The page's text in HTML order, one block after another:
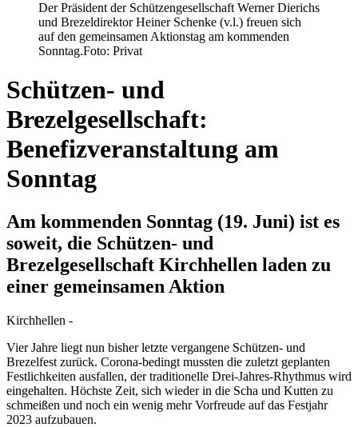
Der Präsident der Schützengesellschaft Werner Dierichs
und Brezeldirektor Heiner Schenke (v.l.) freuen sich
auf den gemeinsamen Aktionstag am kommenden
Sonntag.Foto: Privat
Schützen- und
Brezelgesellschaft:
Benefizveranstaltung am
Sonntag
Am kommenden Sonntag (19. Juni) ist es
soweit, die Schützen- und
Brezelgesellschaft Kirchhellen laden zu
einer gemeinsamen Aktion
Kirchhellen -
Vier Jahre liegt nun bisher letzte vergangene Schützen- und
Brezelfest zurück. Corona-bedingt mussten die zuletzt geplanten
Festlichkeiten ausfallen, der traditionelle Drei-Jahres-Rhythmus wird
eingehalten. Höchste Zeit, sich wieder in die Scha und Kutten zu
schmeißen und noch ein wenig mehr Vorfreude auf das Festjahr
2023 aufzubauen.